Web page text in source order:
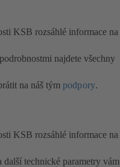
KSB rozsáhlé informace na
najdete všechny
na náš tým podpory.
KSB rozsáhlé informace na
technické parametry vám